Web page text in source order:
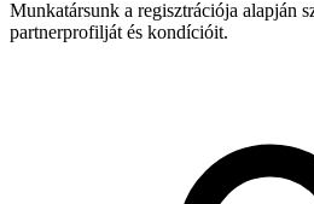
Munkatársunk a regisztrációja alapján
partnerprofilját és kondícióit.